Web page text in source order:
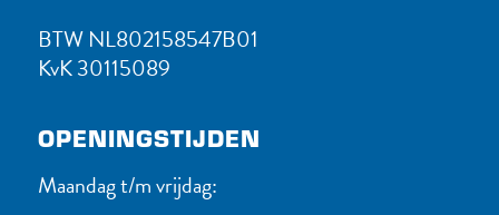
BTW NL802158547B01
KvK 30115089
OPENINGSTIJDEN
Maandag t/m vrijdag: